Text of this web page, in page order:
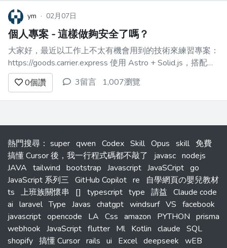
ym · 02月07日
個人專案 - 這樣做夠安全了嗎？
大家好，最近以工作上不太有機會用到的技術來練習專案：
https://goods.carrier.express 使用 Astro + Solid.js，搭配
Sanity.io 當作內容管理 除了想要獲得操作的流暢度回饋以
0個讚 3留言 1,007瀏覽
熱門搜尋 ： super qwen Codex Skill Opus skill 免費
搞懂 Cursor 後，我一行程式碼都不敲了
javasc nodejs
JAVA tailwind bootstrap Javascript JavaSCript go
JavaScript 系列三 GitHub Copilot re
自學網頁の嬰兒教材
ts 上班族關懷串 [] typescript type 請益 Claude code
ai laravel Type Javas chatgpt windsurf VS facebook
javascript opencode LA Css amazon PYTHON prisma
webhook JavaScript flutter Ml Kotlin claude SQL
shopify 搞懂 Cursor rails ui Excel deepseek wEB